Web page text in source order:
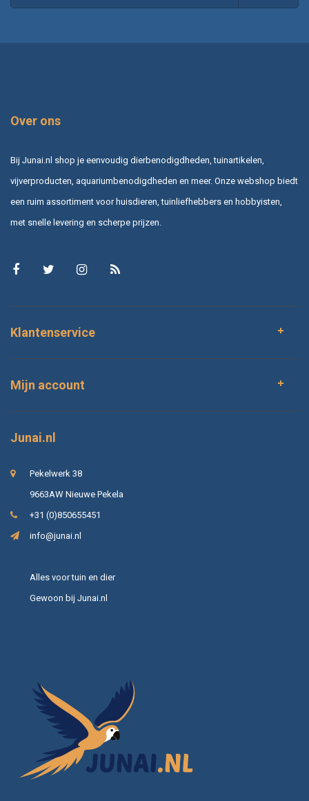
Over ons
Bij Junai.nl shop je eenvoudig dierbenodigdheden, tuinartikelen,
vijverproducten, aquariumbenodigdheden en meer. Onze webshop biedt
een ruim assortiment voor huisdieren, tuinliefhebbers en hobbyisten,
met snelle levering en scherpe prijzen.
Klantenservice
Mijn account
Junai.nl
Pekelwerk 38
9663AW Nieuwe Pekela
+31 (0)850655451
info@junai.nl
Alles voor tuin en dier
Gewoon bij Junai.nl